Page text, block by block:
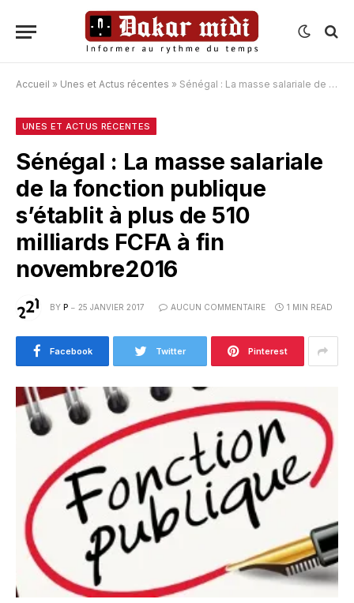
Accueil » Unes et Actus récentes » Sénégal : La masse salariale de la fonction publique s’établit à plus de 510 milliards FCFA à fin novembre2016
UNES ET ACTUS RÉCENTES
Sénégal : La masse salariale
de la fonction publique
s’établit à plus de 510
milliards FCFA à fin
novembre2016
BY P 25 JANVIER 2017 AUCUN COMMENTAIRE 1 MIN READ
Facebook Twitter Pinterest